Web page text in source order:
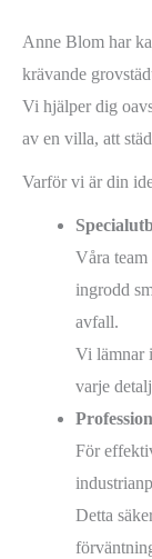
Anne Blom har
krävande
Vi hjälper dig
av en villa, att
Varför vi är din
Våra
ingrodd
avfall.
Vi lämnar
varje
För
Detta